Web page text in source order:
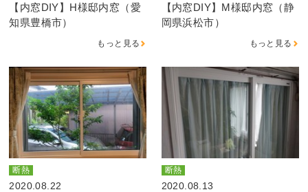
【内窓DIY】H様邸内窓（愛
知県豊橋市）
もっと見る
【内窓DIY】M様邸内窓（静
岡県浜松市）
もっと見る
断熱
2020.08.22
断熱
2020.08.13